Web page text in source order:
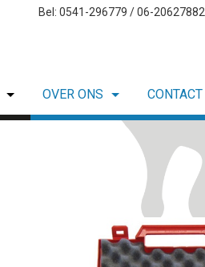
Bel: 0541-296779 / 06-20627882
OVER ONS CONTACT